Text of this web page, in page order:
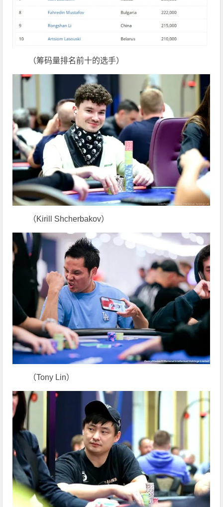
（筹码量排名前十的选手）
（Kirill Shcherbakov）
（Tony Lin）